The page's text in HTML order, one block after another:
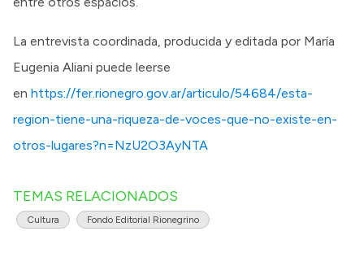
La entrevista coordinada, producida y editada por María
Eugenia Aliani puede leerse
en https://fer.rionegro.gov.ar/articulo/54684/esta-
region-tiene-una-riqueza-de-voces-que-no-existe-en-
otros-lugares?n=NzU2O3AyNTA
TEMAS RELACIONADOS
Cultura Fondo Editorial Rionegrino